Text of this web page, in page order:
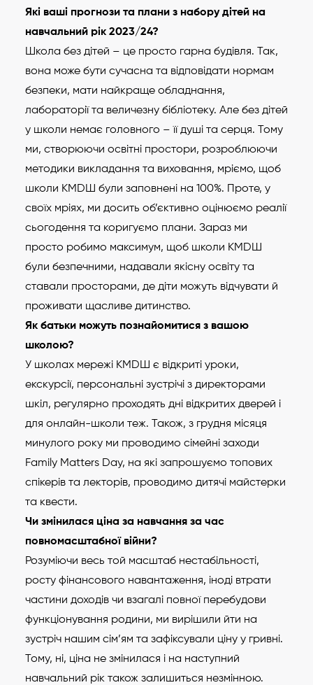
Які ваші прогнози та плани з набору дітей на
навчальний рік 2023/24?
Школа без дітей – це просто гарна будівля. Так,
вона може бути сучасна та відповідати нормам
безпеки, мати найкраще обладнання,
лабораторії та величезну бібліотеку. Але без дітей
у школи немає головного – її душі та серця. Тому
ми, створюючи освітні простори, розроблюючи
методики викладання та виховання, мріємо, щоб
школи КМDШ були заповнені на 100%. Проте, у
своїх мріях, ми досить об’єктивно оцінюємо реалії
сьогодення та коригуємо плани. Зараз ми
просто робимо максимум, щоб школи КМDШ
були безпечними, надавали якісну освіту та
ставали просторами, де діти можуть відчувати й
проживати щасливе дитинство.
Як батьки можуть познайомитися з вашою
школою?
У школах мережі КМDШ є відкриті уроки,
екскурсії, персональні зустрічі з директорами
шкіл, регулярно проходять дні відкритих дверей і
для онлайн-школи теж. Також, з грудня місяця
минулого року ми проводимо сімейні заходи
Family Matters Day, на які запрошуємо топових
спікерів та лекторів, проводимо дитячі майстерки
та квести.
Чи змінилася ціна за навчання за час
повномасштабної війни?
Розуміючи весь той масштаб нестабільності,
росту фінансового навантаження, іноді втрати
частини доходів чи взагалі повної перебудови
функціонування родини, ми вирішили йти на
зустріч нашим сім’ям та зафіксували ціну у гривні.
Тому, ні, ціна не змінилася і на наступний
навчальний рік також залишиться незмінною.